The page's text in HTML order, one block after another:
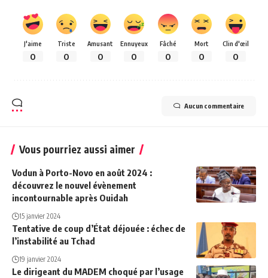
J'aime
0
Triste
0
Amusant
0
Ennuyeux
0
Fâché
0
Mort
0
Clin d'œil
0
Aucun commentaire
Vous pourriez aussi aimer
Vodun à Porto-Novo en août 2024 :
découvrez le nouvel évènement
incontournable après Ouidah
15 janvier 2024
Tentative de coup d’État déjouée : échec de
l’instabilité au Tchad
19 janvier 2024
Le dirigeant du MADEM choqué par l’usage